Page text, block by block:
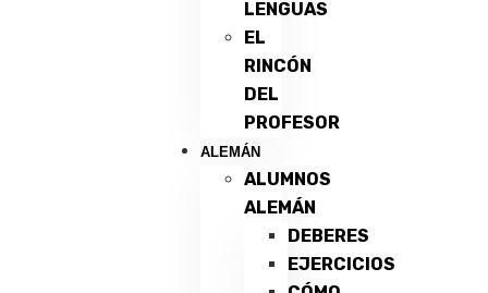
LENGUAS
EL
RINCÓN
DEL
PROFESOR
ALEMÁN
ALUMNOS
ALEMÁN
DEBERES
EJERCICIOS